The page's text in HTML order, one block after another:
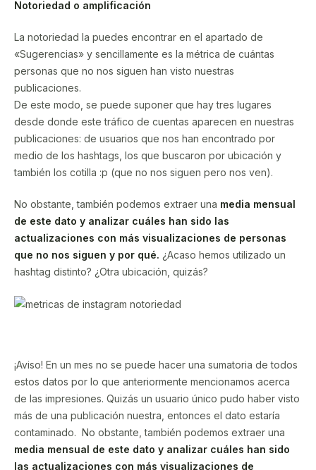
Notoriedad o amplificación
La notoriedad la puedes encontrar en el apartado de
«Sugerencias» y sencillamente es la métrica de cuántas
personas que no nos siguen han visto nuestras
publicaciones.
De este modo, se puede suponer que hay tres lugares
desde donde este tráfico de cuentas aparecen en nuestras
publicaciones: de usuarios que nos han encontrado por
medio de los hashtags, los que buscaron por ubicación y
también los cotilla :p (que no nos siguen pero nos ven).
No obstante, también podemos extraer una media mensual
de este dato y analizar cuáles han sido las
actualizaciones con más visualizaciones de personas
que no nos siguen y por qué. ¿Acaso hemos utilizado un
hashtag distinto? ¿Otra ubicación, quizás?
¡Aviso! En un mes no se puede hacer una sumatoria de todos
estos datos por lo que anteriormente mencionamos acerca
de las impresiones. Quizás un usuario único pudo haber visto
más de una publicación nuestra, entonces el dato estaría
contaminado. No obstante, también podemos extraer una
media mensual de este dato y analizar cuáles han sido
las actualizaciones con más visualizaciones de